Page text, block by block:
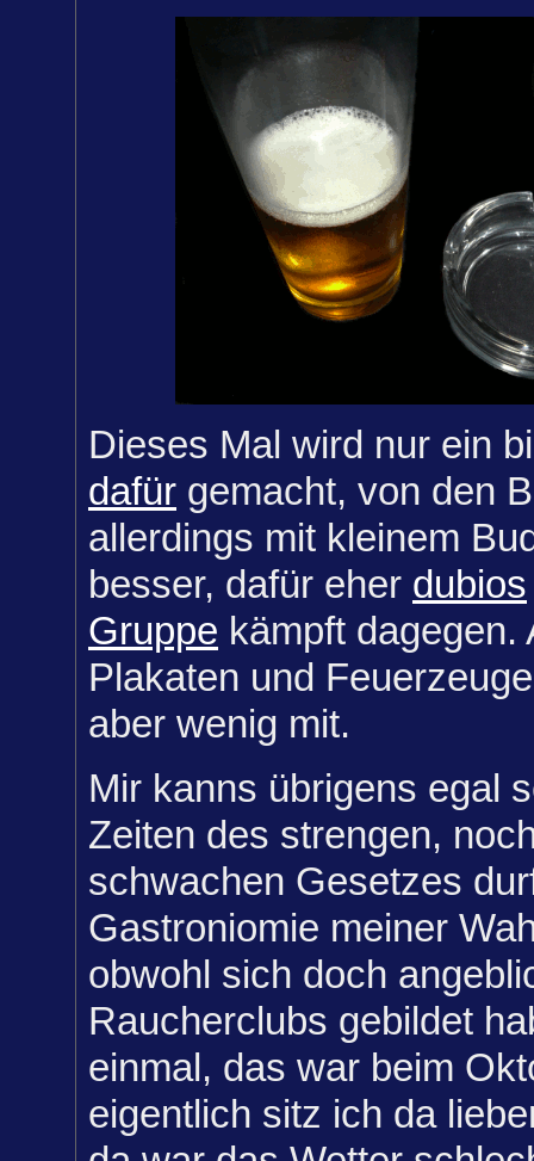
Dieses Mal wird nur ein
dafür gemacht, von den
allerdings mit kleinem
besser, dafür eher dubios
Gruppe kämpft dagegen.
Plakaten und
aber wenig mit.
Mir kanns übrigens egal
Zeiten des strengen,
schwachen Gesetzes
Gastroniomie meiner
obwohl sich doch
Raucherclubs gebildet
einmal, das war beim
eigentlich sitz ich da